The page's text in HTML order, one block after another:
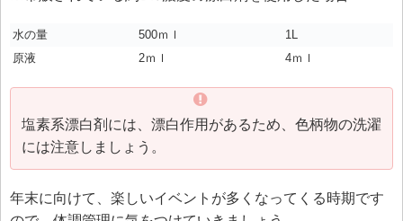
水の量 500ｍｌ
1L
原液
2ｍｌ 4ｍｌ
塩素系漂白剤には、漂白作用があるため、色柄物の洗濯
には注意しましょう。
年末に向けて、楽しいイベントが多くなってくる時期です